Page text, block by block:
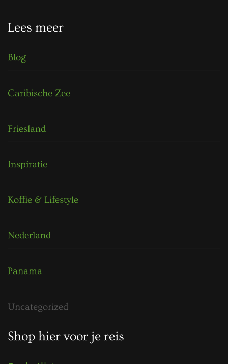
Lees meer
Blog
Caribische Zee
Friesland
Inspiratie
Koffie & Lifestyle
Nederland
Panama
Uncategorized
Shop hier voor je reis